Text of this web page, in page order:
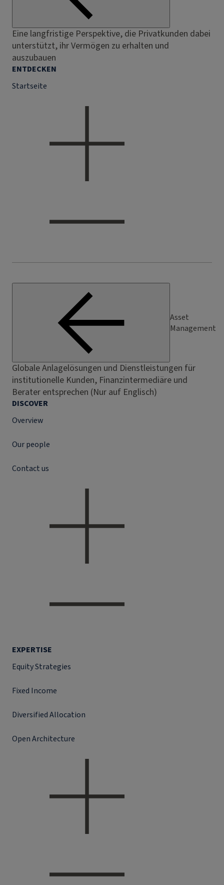
Eine langfristige Perspektive, die Privatkunden dabei
unterstützt, ihr Vermögen zu erhalten und
auszubauen
ENTDECKEN
Startseite
Asset
Management
Globale Anlagelösungen und Dienstleistungen für
institutionelle Kunden, Finanzintermediäre und
Berater entsprechen (Nur auf Englisch)
DISCOVER
Overview
Our people
Contact us
EXPERTISE
Equity Strategies
Fixed Income
Diversified Allocation
Open Architecture